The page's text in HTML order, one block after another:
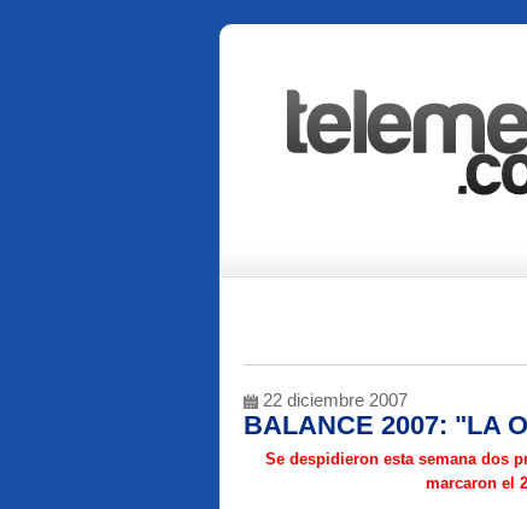
22 diciembre 2007
BALANCE 2007: "LA
Se despidieron esta semana dos
marcaron el